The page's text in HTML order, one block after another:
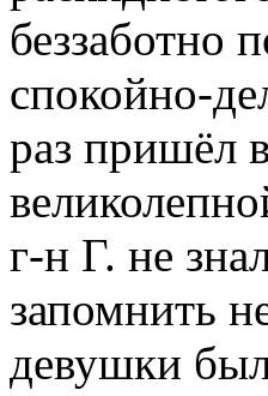
беззаботно
спокойно-
раз пришёл
г-н Г. не
запомнить
девушки